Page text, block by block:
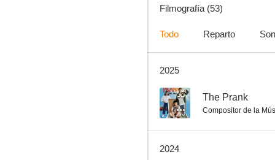
8.8
Filmografía (53)
Todo Reparto
2025
-- The Prank
Compositor de la
2024